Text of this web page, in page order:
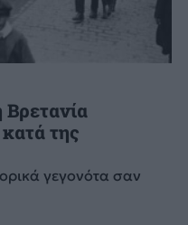
Βρετανία
της
γεγονότα σαν